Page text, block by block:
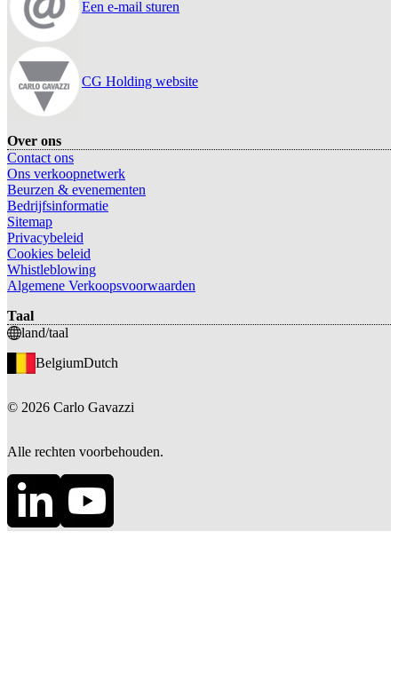
Een e-mail sturen
CG Holding website
Over ons
Contact ons
Ons verkoopnetwerk
Beurzen & evenementen
Bedrijfsinformatie
Sitemap
Privacybeleid
Cookies beleid
Whistleblowing
Algemene Verkoopsvoorwaarden
Taal
land/taal
BelgiumDutch
© 2026 Carlo Gavazzi
Alle rechten voorbehouden.